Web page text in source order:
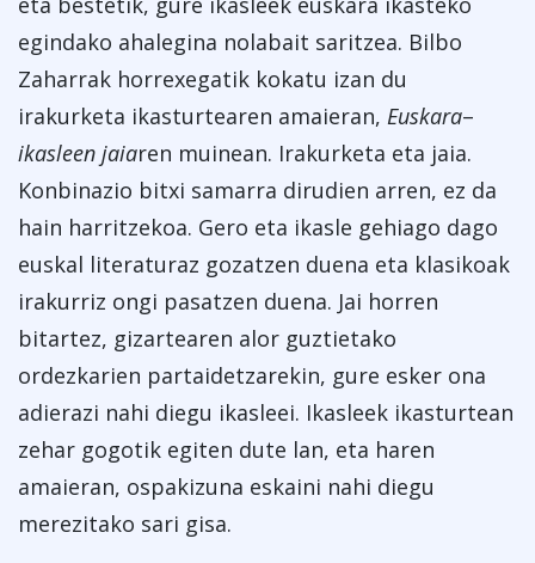
egindako ahalegina nolabait saritzea. Bilbo
Zaharrak horrexegatik kokatu izan du
irakurketa ikasturtearen amaieran, Euskara–
ikasleen jaiaren muinean. Irakurketa eta jaia.
Konbinazio bitxi samarra dirudien arren, ez da
hain harritzekoa. Gero eta ikasle gehiago dago
euskal literaturaz gozatzen duena eta klasikoak
irakurriz ongi pasatzen duena. Jai horren
bitartez, gizartearen alor guztietako
ordezkarien partaidetzarekin, gure esker ona
adierazi nahi diegu ikasleei. Ikasleek ikasturtean
zehar gogotik egiten dute lan, eta haren
amaieran, ospakizuna eskaini nahi diegu
merezitako sari gisa.